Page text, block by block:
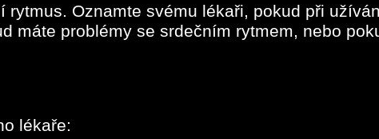
Oznamte svému lékaři, pokud při
máte problémy se srdečním rytmem, nebo
lékaře: